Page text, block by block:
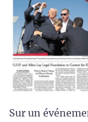
Sur un